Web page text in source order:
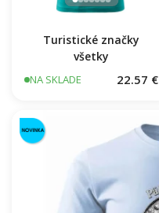
Turistické značky
všetky
NA SKLADE 22.57 €